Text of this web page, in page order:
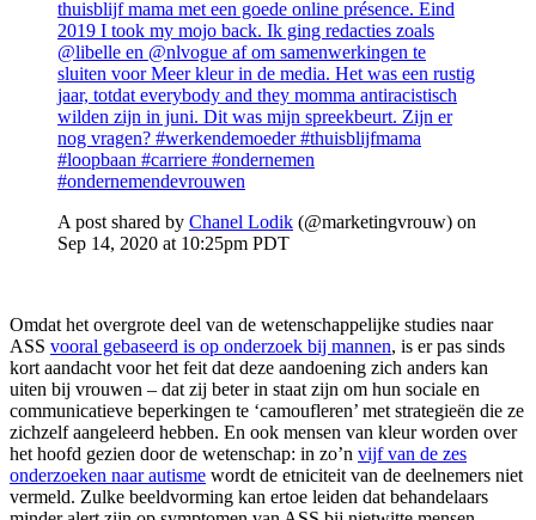
thuisblijf mama met een goede online présence. Eind
2019 I took my mojo back. Ik ging redacties zoals
@libelle en @nlvogue af om samenwerkingen te
sluiten voor Meer kleur in de media. Het was een rustig
jaar, totdat everybody and they momma antiracistisch
wilden zijn in juni. Dit was mijn spreekbeurt. Zijn er
nog vragen? #werkendemoeder #thuisblijfmama
#loopbaan #carriere #ondernemen
#ondernemendevrouwen
A post shared by Chanel Lodik (@marketingvrouw) on
Sep 14, 2020 at 10:25pm PDT
Omdat het overgrote deel van de wetenschappelijke studies naar
ASS vooral gebaseerd is op onderzoek bij mannen, is er pas sinds
kort aandacht voor het feit dat deze aandoening zich anders kan
uiten bij vrouwen – dat zij beter in staat zijn om hun sociale en
communicatieve beperkingen te ‘camoufleren’ met strategieën die ze
zichzelf aangeleerd hebben. En ook mensen van kleur worden over
het hoofd gezien door de wetenschap: in zo’n vijf van de zes
onderzoeken naar autisme wordt de etniciteit van de deelnemers niet
vermeld. Zulke beeldvorming kan ertoe leiden dat behandelaars